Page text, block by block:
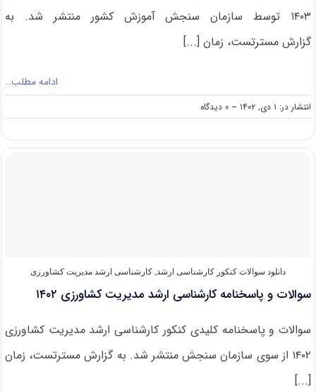
۱۴۰۳ توسط سازمان سنجش آموزش کشور منتشر شد. به
گزارش مسترتست، زمان [...]
ادامه مطلب…
انتشار در: ۱ دی, ۱۴۰۲ -- ۰ دیدگاه
on
سوالات
پاسخنامه
دانلود سوالات کنکور کارشناسی ارشد, کارشناسی ارشد مدیریت کشاورزی
سوالات و پاسخنامه کارشناسی ارشد مدیریت کشاورزی ۱۴۰۲
سوالات و پاسخنامه کلیدی کنکور کارشناسی ارشد مدیریت کشاورزی
۱۴۰۲ از سوی سازمان سنجش منتشر شد. به گزارش مسترتست، زمان
[...]